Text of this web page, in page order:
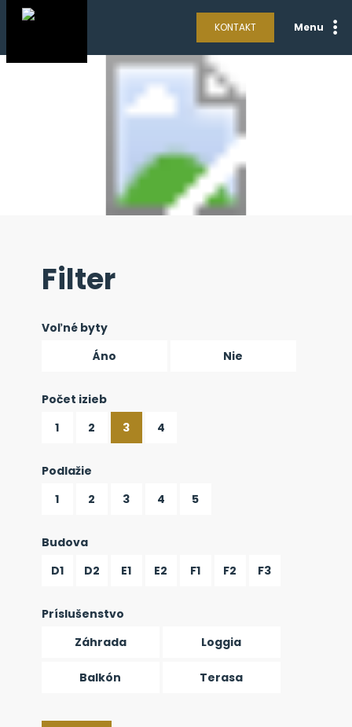
KONTAKT Menu
Filter
Voľné byty
Áno
Nie
Počet izieb
1
2 3 4
Podlažie
1
2 3 4 5
Budova
D1
D2 E1 E2 F1 F2 F3
Príslušenstvo
Záhrada
Loggia
Balkón Terasa